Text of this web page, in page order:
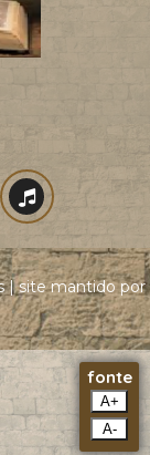
fonte
A+
A-
| site mantido por